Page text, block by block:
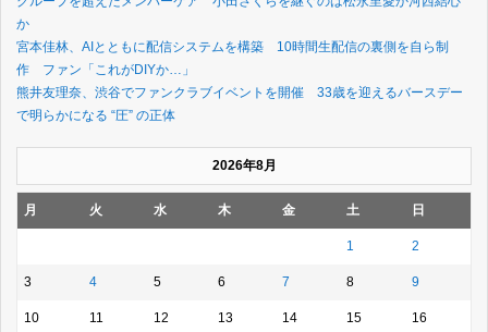
か
宮本佳林、AIとともに配信システムを構築 10時間生配信の裏側を自ら制
作 ファン「これがDIYか…」
熊井友理奈、渋谷でファンクラブイベントを開催 33歳を迎えるバースデー
で明らかになる “圧” の正体
2026年8月
月 火 水 木 金 土 日
1 2
3 4 5 6 7 8 9
10 11 12 13 14 15 16